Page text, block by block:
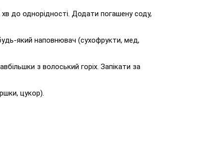
до однорідності. Додати погашену соду,
який наповнювач (сухофрукти, мед,
з волоський горіх. Запікати за
цукор).